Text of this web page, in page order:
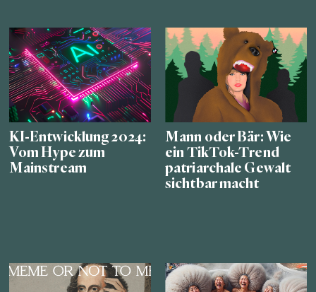
KI-Entwicklung 2024:
Vom Hype zum
Mainstream
Mann oder Bär: Wie
ein TikTok-Trend
patriarchale Gewalt
sichtbar macht